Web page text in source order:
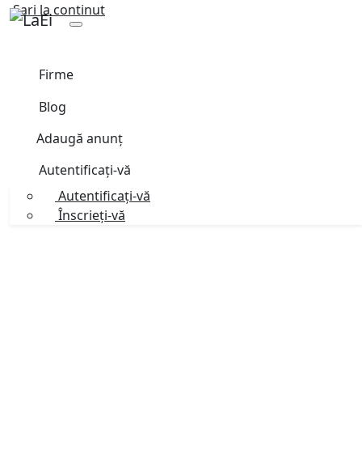
Sari la continut
Firme
Blog
Adaugă anunț
Autentificați-vă
Autentificați-vă
Înscrieți-vă